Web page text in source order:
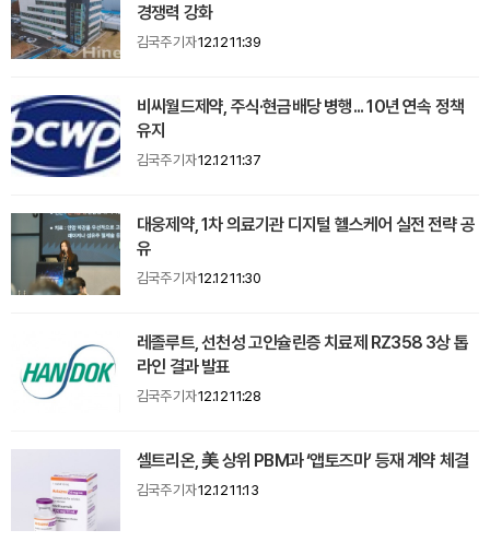
경쟁력 강화
김국주 기자12.12 11:39
비씨월드제약, 주식·현금배당 병행... 10년 연속 정책
유지
김국주 기자12.12 11:37
대웅제약, 1차 의료기관 디지털 헬스케어 실전 전략 공
유
김국주 기자12.12 11:30
레졸루트, 선천성 고인슐린증 치료제 RZ358 3상 톱
라인 결과 발표
김국주 기자12.12 11:28
셀트리온, 美 상위 PBM과 ‘앱토즈마’ 등재 계약 체결
김국주 기자12.12 11:13